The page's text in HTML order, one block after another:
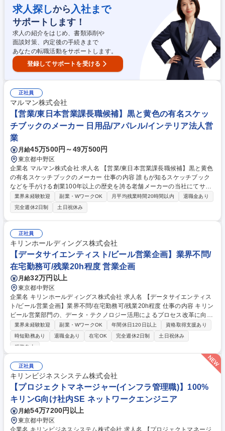
に関する委託先との各種調整業務■業務効率化やシステム変更などの事業
成長に向けた企画■米国ETSからのテスト問題の検証・精査（表現の妥当
性確認など）■国内委託先との資材製作工程の管理■国外関係先との英語を
用いたメール・オンライン会議等 募集職種 【東京/テスト事業実施企画・
運営管理】TOEICプログラムの運営団体/第二新卒◎
求人探しから 入社まで
サポートします！
求人の紹介をはじめ、書類添削や
面談対策、内定後の手続きまで
あなたの転職活動をサポートします。
登録してサポートを受ける
正社員
マルマン株式会社
【営業/東日本営業課長職候補】黒と黄色の有名スケッ
チブックのメーカー 日用品/アパレル/インテリア法人営
業
月給45万500円～49万500円
東京都中野区
企業名 マルマン株式会社 求人名 【営業/東日本営業課長職候補】黒と黄色
の有名スケッチブックのメーカー 仕事の内容 誰もが知るスケッチブック
などを手がける創業100年以上の歴史を誇る老舗メーカーの当社にてサブ
グループ管理職候補として、本部商談を中心にプレイングマネージャーを
お任せします。 【担当顧客】問屋・チェーン本部・大手専門店 ※メンバ
ー担当社数併せて30社ほど管理いただきます。【担当組織の業務内容】■
卸問屋・チェーン本部商談 ■大手専門店店頭フォロー ■展示会対応等 【マ
ネジメント人数】5名程度のマネジメント 【担当エリア】東日本エリア
【出張の頻度】月1回程度（担当・時期により変動） ※就業内容の変更範
囲：当社業務全般 募集職種 【営業/東日本営業課長職候補】黒と黄色の有
名スケッチブックのメーカー
業界未経験歓迎 副業・WワークOK 月平均残業時間20時間以内
退職金あり
完全週休2日制
土日祝休み
正社員
キリンホールディングス株式会社
【データサイエンティスト/ビール営業企画】業界不問/
在宅勤務可/残業20h程度 営業企画
月給32万円以上
東京都中野区
企業名 キリンホールディングス株式会社 求人名 【データサイエンティス
ト/ビール営業企画】業界不問/在宅勤務可/残業20h程度 仕事の内容 キリン
ビール営業部門の、データ・テクノロジー活用によるプロセス改革に向
け、データ活用を推進いただくポジションです。数百万規模のデータを扱
い、営業行動最適化に向けて試行錯誤いただきます。 【詳細】■営業プロ
セスの課題抽出と標準化の推進 ■各種ツールを活用した営業活動の効率
た改善活動と定着支援 ■テクノロジーを活用した新しい営業スタイルの構
築と推進 ※現在データ活用を中心で担っているメンバー1名と共に業務を
進めていただきます。 募集職種 【データサイエンティスト/ビール営業企
画】業界不問/在宅勤務可/残業20h程度
業界未経験歓迎 副業・WワークOK 年間休日120日以上
資格取得支援あり
時短勤務あり
退職金あり 在宅OK 完全週休2日制
土日祝休み
服装自由
正社員
キリンビジネスシステム株式会社
【プロジェクトマネージャー(インフラ管理職)】100%
キリンG向け社内SE ネットワークエンジニア
月給54万7200円以上
東京都中野区
企業名 キリンビジネスシステム株式会社 求人名 【プロジェクトマネージ